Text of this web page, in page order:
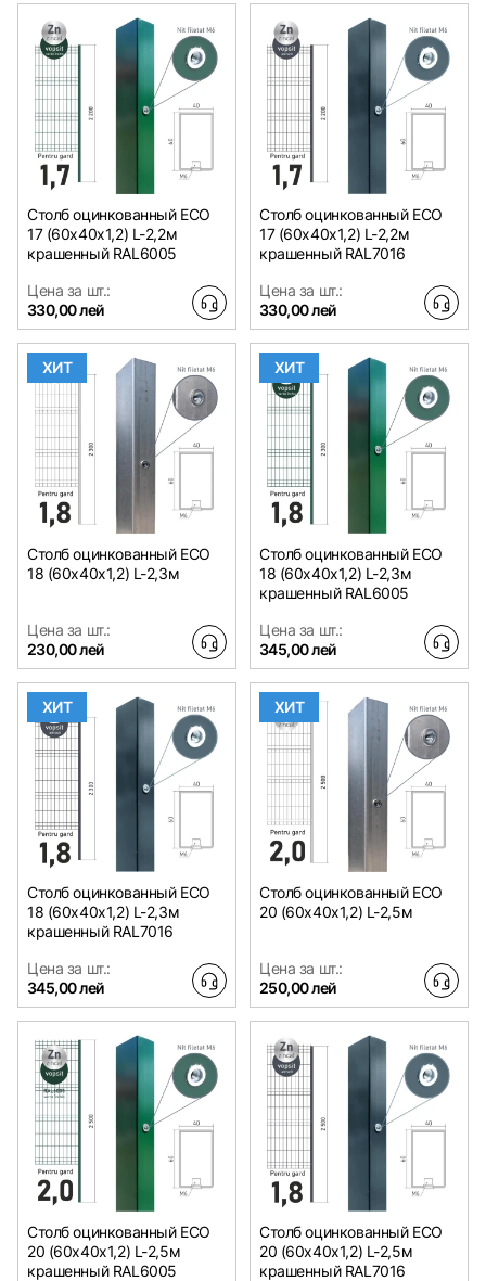
Столб оцинкованный ЕСО
17 (60х40x1,2) L-2,2м
крашенный RAL6005
Цена за шт.:
330,00 лей
Столб оцинкованный ЕСО
17 (60х40x1,2) L-2,2м
крашенный RAL7016
Цена за шт.:
330,00 лей
ХИТ
Столб оцинкованный ЕСО
18 (60х40x1,2) L-2,3м
Цена за шт.:
230,00 лей
ХИТ
Столб оцинкованный ЕСО
18 (60х40x1,2) L-2,3м
крашенный RAL6005
Цена за шт.:
345,00 лей
ХИТ
Столб оцинкованный ЕСО
18 (60х40x1,2) L-2,3м
крашенный RAL7016
Цена за шт.:
345,00 лей
ХИТ
Столб оцинкованный ЕСО
20 (60х40x1,2) L-2,5м
Цена за шт.:
250,00 лей
Столб оцинкованный ЕСО
20 (60х40x1,2) L-2,5м
крашенный RAL6005
Столб оцинкованный ЕСО
20 (60х40x1,2) L-2,5м
крашенный RAL7016